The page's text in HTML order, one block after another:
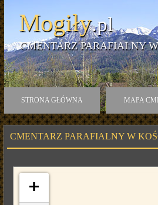
Mogiły.pl
CMENTARZ PARAFIALNY
STRONA GŁÓWNA MAPA
CMENTARZ PARAFIALNY W
+